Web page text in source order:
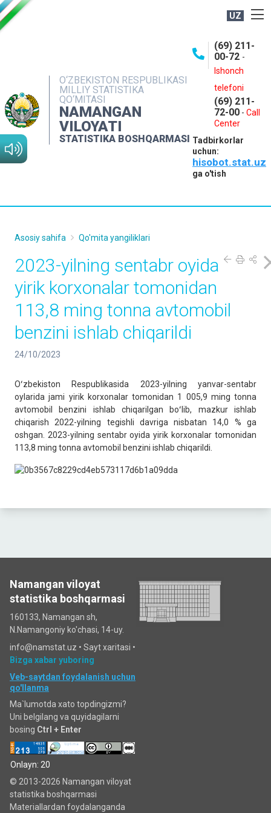
UZ
O‘ZBEKISTON RESPUBLIKASI
MILLIY STATISTIKA
QO‘MITASI
NAMANGAN
VILOYATI
STATISTIKA BOSHQARMASI
(69) 211-
00-72 -
Ishonch
telefoni
(69) 211-
72-00 - Call
Center
Tadbirkorlar
uchun:
hisobot.stat.uz
ga o'tish
NASHRLAR
INTERAKTIV XIZMATLAR
MATBUOT XIZMATI
MUROJAATLAR
Asosiy sahifa Qo'mita yangiliklari
2023-yilning sentabr oyida
yirik korxonalar tomonidan
113,8 ming tonna avtomobil
benzini ishlab chiqarildi
24/10/2023
Oʻzbekiston Respublikasida 2023-yilning yanvar-sentabr
oylarida jami yirik korxonalar tomonidan 1 005,9 ming tonna
avtomobil benzini ishlab chiqarilgan boʻlib, mazkur ishlab
chiqarish 2022-yilning tegishli davriga nisbatan 14,0 % ga
oshgan. 2023-yilning sentabr oyida yirik korxonalar tomonidan
113,8 ming tonna avtomobil benzini ishlab chiqarildi.
Namangan viloyat
statistika boshqarmasi
160133, Namangan sh,
N.Namangoniy ko'chasi, 14-uy.
info@namstat.uz • Sayt xaritasi •
Bizga xabar yuboring
Veb-saytdan foydalanish uchun
qo'llanma
Ma`lumotda xato topdingizmi?
Uni belgilang va quyidagilarni
bosing Ctrl + Enter
Onlayn: 20
© 2013-2026 Namangan viloyat
statistika boshqarmasi
Materiallardan foydalanganda